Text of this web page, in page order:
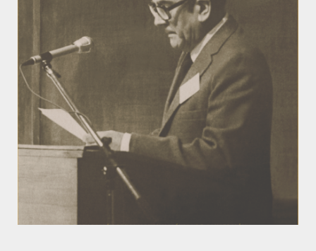
RENÉ CÁNOVAS ROBLES